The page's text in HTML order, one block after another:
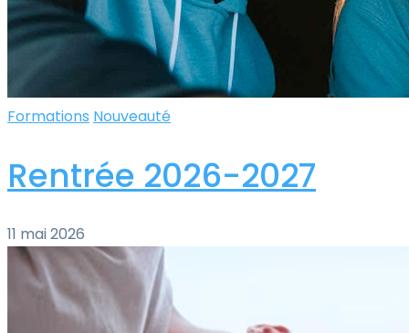
Formations Nouveauté
Rentrée 2026-2027
11 mai 2026